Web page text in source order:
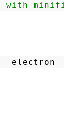
with
electron